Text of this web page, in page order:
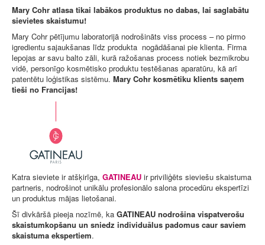
Mary Cohr atlasa tikai labākos produktus no dabas, lai saglabātu
sievietes skaistumu!
Mary Cohr pētījumu laboratorijā nodrošināts viss process – no pirmo
igredientu sajaukšanas līdz produkta nogādāšanai pie klienta. Firma
lepojas ar savu balto zāli, kurā ražošanas process notiek bezmikrobu
vidē, personīgo kosmētisko produktu testēšanas aparatūru, kā arī
patentētu loģistikas sistēmu. Mary Cohr kosmētiku klients saņem
tieši no Francijas!
Katra sieviete ir atšķirīga, GATINEAU ir priviliģēts sieviešu skaistuma
partneris, nodrošinot unikālu profesionālo salona procedūru ekspertīzi
un produktus mājas lietošanai.
Šī divkāršā pieeja nozīmē, ka GATINEAU nodrošina vispatverošu
skaistumkopšanu un sniedz individuālus padomus caur saviem
skaistuma ekspertiem.